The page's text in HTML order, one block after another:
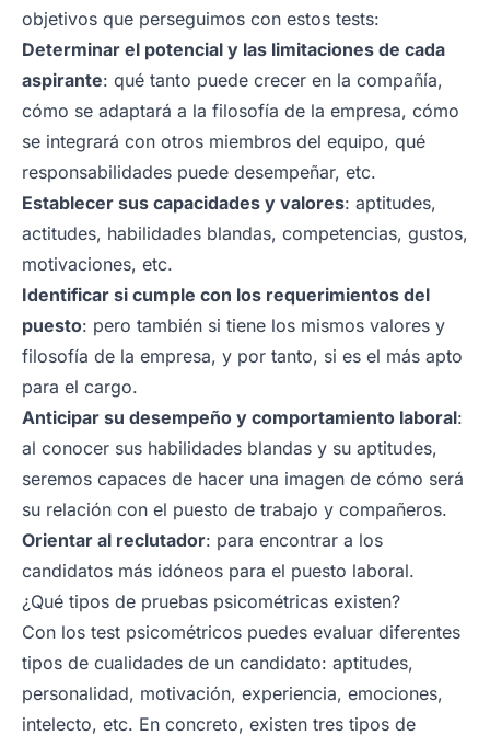
objetivos que perseguimos con estos tests:
Determinar el potencial y las limitaciones de cada
aspirante: qué tanto puede crecer en la compañía,
cómo se adaptará a la filosofía de la empresa, cómo
se integrará con otros miembros del equipo, qué
responsabilidades puede desempeñar, etc.
Establecer sus capacidades y valores: aptitudes,
actitudes, habilidades blandas, competencias, gustos,
motivaciones, etc.
Identificar si cumple con los requerimientos del
puesto: pero también si tiene los mismos valores y
filosofía de la empresa, y por tanto, si es el más apto
para el cargo.
Anticipar su desempeño y comportamiento laboral:
al conocer sus habilidades blandas y su aptitudes,
seremos capaces de hacer una imagen de cómo será
su relación con el puesto de trabajo y compañeros.
Orientar al reclutador: para encontrar a los
candidatos más idóneos para el puesto laboral.
¿Qué tipos de pruebas psicométricas existen?
Con los test psicométricos puedes evaluar diferentes
tipos de cualidades de un candidato: aptitudes,
personalidad, motivación, experiencia, emociones,
intelecto, etc. En concreto, existen tres tipos de